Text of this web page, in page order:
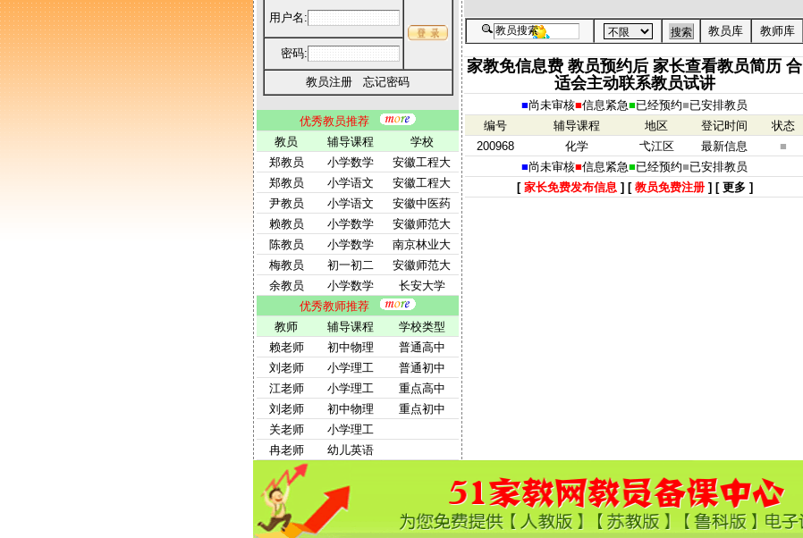
用户名:
密码:
教员注册 忘记密码
优秀教员推荐
教员
辅导课程
学校
郑教员
小学数学
安徽工程大
郑教员
小学语文
安徽工程大
尹教员
小学语文
安徽中医药
赖教员
小学数学
安徽师范大
陈教员
小学数学
南京林业大
梅教员
初一初二
安徽师范大
余教员
小学数学
长安大学
优秀教师推荐
教师
辅导课程
学校类型
赖老师
初中物理
普通高中
刘老师
小学理工
普通初中
江老师
小学理工
重点高中
刘老师
初中物理
重点初中
关老师
小学理工
冉老师
幼儿英语
教员库 教师库
家教免信息费 教员预约后 家长查看教员简历 合
适会主动联系教员试讲
■尚未审核■信息紧急■已经预约■已安排教员
编号
辅导课程 地区 登记时间
状态
200968
化学 弋江区 最新信息
■
■尚未审核■信息紧急■已经预约■已安排教员
[ 家长免费发布信息] [ 教员免费注册] [ 更多]